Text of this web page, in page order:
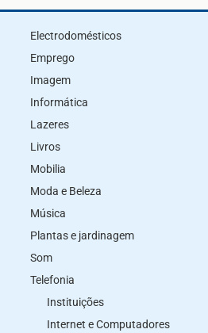
Electrodomésticos
Emprego
Imagem
Informática
Lazeres
Livros
Mobilia
Moda e Beleza
Música
Plantas e jardinagem
Som
Telefonia
Instituições
Internet e Computadores